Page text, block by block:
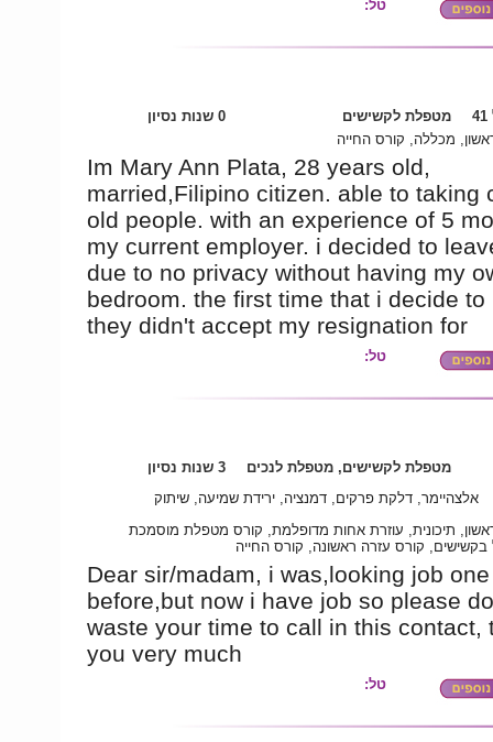
טל:
מטפלת לקשישים
0 שנות נסיון
מכללה, קורס החייה
Im Mary Ann Plata, 28 years old,
married,Filipino citizen. able to taking
old people. with an experience of 5
my current employer. i decided to
due to no privacy without having my
bedroom. the first time that i decide to
they didn't accept my resignation for
טל:
מטפלת לקשישים, מטפלת לנכים
3 שנות נסיון
אלצהיימר, דלקת פרקים, דמנציה, ירידת שמיעה, שיתוק
תיכונית, עוזרת אחות מדופלמת, קורס מטפלת מוסמכת
בקשישים, קורס עזרה ראשונה, קורס החייה
Dear sir/madam, i was,looking job
before,but now i have job so please
waste your time to call in this contact,
you very much
טל: